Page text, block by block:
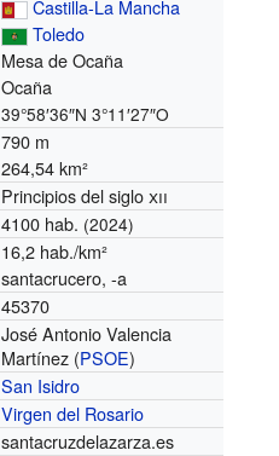
Castilla-La Mancha
Toledo
Mesa de Ocaña
Ocaña
39°58′36″N 3°11′27″O
790 m
264,54 km²
Principios del sigloxii
4100 hab. (2024)
16,2 hab./km²
santacrucero, -a
45370
José Antonio Valencia
Martínez (PSOE)
San Isidro
Virgen del Rosario
santacruzdelazarza.es